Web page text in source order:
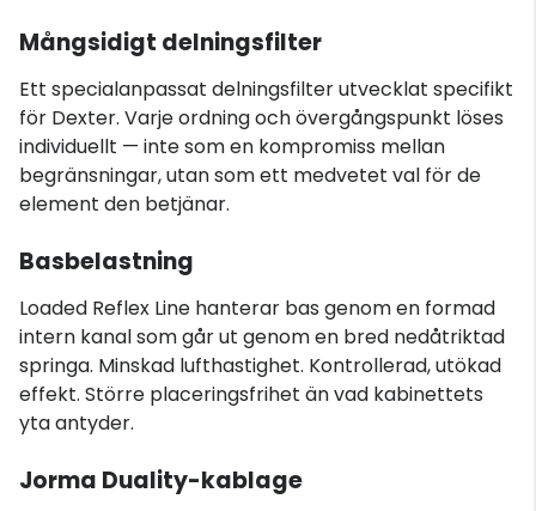
Mångsidigt delningsfilter
Ett specialanpassat delningsfilter utvecklat specifikt
för Dexter. Varje ordning och övergångspunkt löses
individuellt — inte som en kompromiss mellan
begränsningar, utan som ett medvetet val för de
element den betjänar.
Basbelastning
Loaded Reflex Line hanterar bas genom en formad
intern kanal som går ut genom en bred nedåtriktad
springa. Minskad lufthastighet. Kontrollerad, utökad
effekt. Större placeringsfrihet än vad kabinettets
yta antyder.
Jorma Duality-kablage